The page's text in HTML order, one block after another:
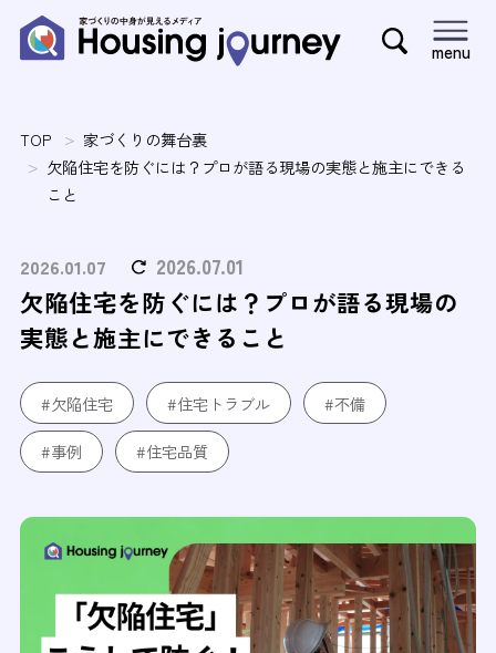
menu
TOP
家づくりの舞台裏
欠陥住宅を防ぐには？プロが語る現場の実態と施主にできる
こと
2026.01.07 2026.07.01
欠陥住宅を防ぐには？プロが語る現場の
実態と施主にできること
#欠陥住宅 #住宅トラブル #不備
#事例 #住宅品質